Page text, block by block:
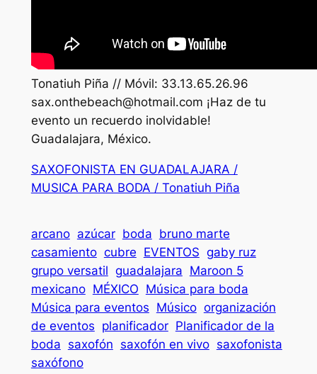
Tonatiuh Piña // Móvil: 33.13.65.26.96
sax.onthebeach@hotmail.com ¡Haz de tu
evento un recuerdo inolvidable!
Guadalajara, México.
SAXOFONISTA EN GUADALAJARA /
MUSICA PARA BODA / Tonatiuh Piña
arcano azúcar boda bruno marte
casamiento cubre EVENTOS gaby ruz
grupo versatil guadalajara Maroon 5
mexicano MÉXICO Música para boda
Música para eventos Músico organización
de eventos planificador Planificador de la
boda saxofón saxofón en vivo saxofonista
saxófono